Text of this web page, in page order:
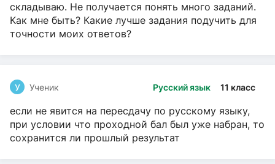
складываю. Не получается понять много заданий.
Как мне быть? Какие лучше задания подучить для
точности моих ответов?
Русский язык 11 класс
У Ученик
если не явится на пересдачу по русскому языку,
при условии что проходной бал был уже набран, то
сохранится ли прошлый результат